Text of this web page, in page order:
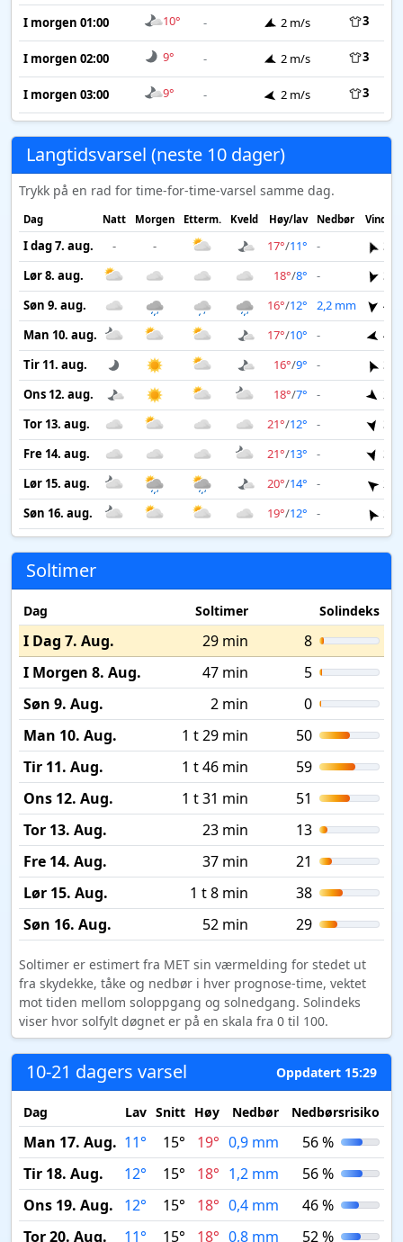
I morgen 01:00 10° - 2 m/s 3
I morgen 02:00 9° - 2 m/s 3
I morgen 03:00 9° - 2 m/s 3
Langtidsvarsel (neste 10 dager)
Trykk på en rad for time-for-time-varsel samme dag.
Dag Natt Morgen Etterm. Kveld Høy/lav Nedbør Vind
I dag 7. aug. - - 17°/11° -
3
Lør 8. aug.
18°/8° -
3
Søn 9. aug.
16°/12° 2,2 mm
4
Man 10. aug.
17°/10° -
4
Tir 11. aug.
16°/9° -
3
Ons 12. aug.
18°/7° -
2
Tor 13. aug.
21°/12° -
3
Fre 14. aug.
21°/13° -
3
Lør 15. aug.
20°/14° -
2
Søn 16. aug.
19°/12° - 2
Soltimer
Dag Soltimer Solindeks
I Dag 7. Aug. 29 min
8
I Morgen 8. Aug.
47 min
5
Søn 9. Aug.
2 min
0
Man 10. Aug.
1 t 29 min
50
Tir 11. Aug.
1 t 46 min
59
Ons 12. Aug.
1 t 31 min
51
Tor 13. Aug.
23 min
13
Fre 14. Aug.
37 min
21
Lør 15. Aug.
1 t 8 min
38
Søn 16. Aug.
52 min 29
Soltimer er estimert fra MET sin værmelding for stedet ut
fra skydekke, tåke og nedbør i hver prognose-time, vektet
mot tiden mellom soloppgang og solnedgang. Solindeks
viser hvor solfylt døgnet er på en skala fra 0 til 100.
10-21 dagers varsel Oppdatert 15:29
Dag Lav Snitt Høy Nedbør Nedbørsrisiko
Man 17. Aug. 11° 15° 19° 0,9 mm
56 %
Tir 18. Aug.
12° 15° 18° 1,2 mm
56 %
Ons 19. Aug.
12° 15° 18° 0,4 mm
46 %
Tor 20. Aug.
11° 15° 18° 0,8 mm 52 %